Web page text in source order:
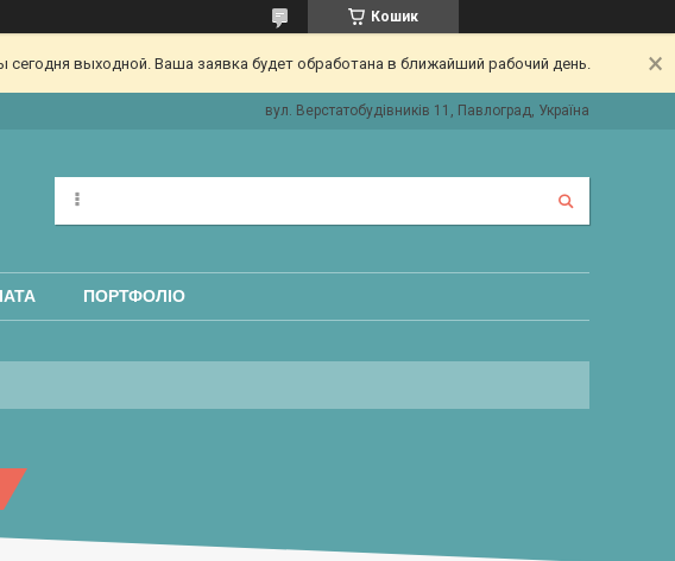
Кошик
выходной. Ваша заявка будет обработана в ближайший рабочий день.
вул. Верстатобудівників 11, Павлоград, Україна
ПОРТФОЛІО